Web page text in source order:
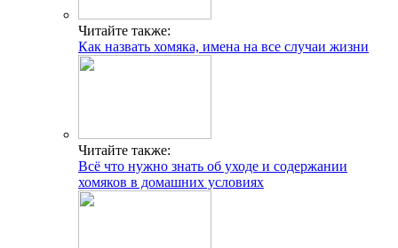
Читайте также:
Как назвать хомяка, имена на все случаи жизни
Читайте также:
Всё что нужно знать об уходе и содержании
хомяков в домашних условиях